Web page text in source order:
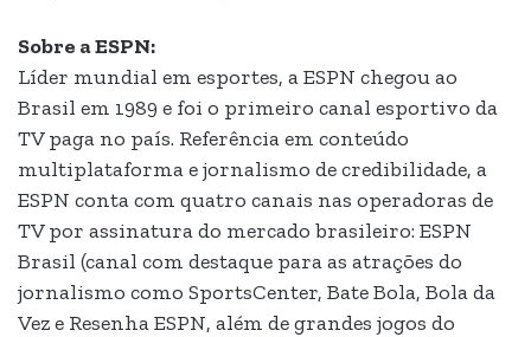
Sobre a ESPN:
Líder mundial em esportes, a ESPN chegou ao
Brasil em 1989 e foi o primeiro canal esportivo da
TV paga no país. Referência em conteúdo
multiplataforma e jornalismo de credibilidade, a
ESPN conta com quatro canais nas operadoras de
TV por assinatura do mercado brasileiro: ESPN
Brasil (canal com destaque para as atrações do
jornalismo como SportsCenter, Bate Bola, Bola da
Vez e Resenha ESPN, além de grandes jogos do